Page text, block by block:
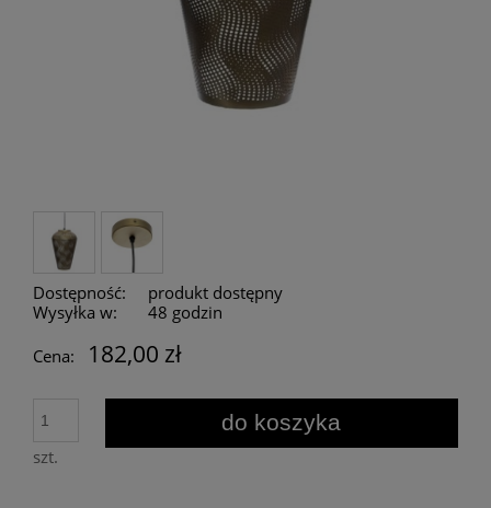
Dostępność:
produkt dostępny
Wysyłka w:
48 godzin
Cena:
182,00 zł
szt.
do koszyka